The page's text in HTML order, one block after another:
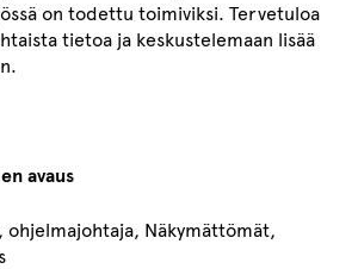
on todettu toimiviksi. Tervetuloa
tietoa ja keskustelemaan lisää
avaus
, ohjelmajohtaja, Näkymättömät,